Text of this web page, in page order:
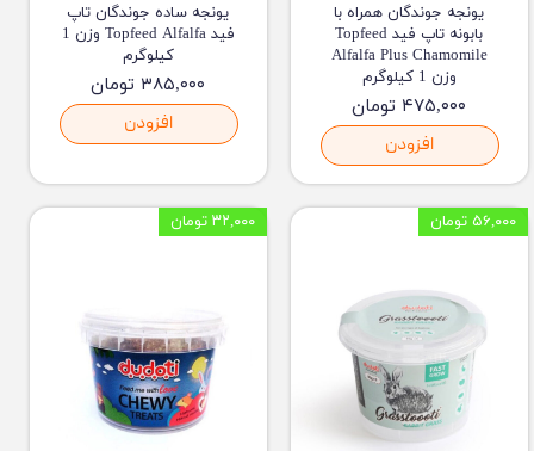
یونجه جوندگان همراه با
بابونه تاپ فید Topfeed
Alfalfa Plus Chamomile
وزن 1 کیلوگرم
۴۷۵,۰۰۰ تومان
افزودن
یونجه ساده جوندگان تاپ
فید Topfeed Alfalfa وزن 1
کیلوگرم
۳۸۵,۰۰۰ تومان
افزودن
۵۶,۰۰۰ تومان ۳۲,۰۰۰ تومان